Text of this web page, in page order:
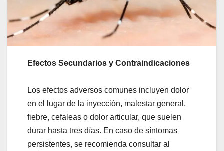
Efectos Secundarios y Contraindicaciones
Los efectos adversos comunes incluyen dolor
en el lugar de la inyección, malestar general,
fiebre, cefaleas o dolor articular, que suelen
durar hasta tres días. En caso de síntomas
persistentes, se recomienda consultar al